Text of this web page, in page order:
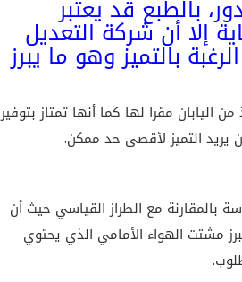
بالطبع قد يعتبر
إلا أن شركة التعديل
بالتميز وهو ما يبرز
اليابان مقرا لها كما أنها تمتاز بتوفير
يريد التميز لأقصى حد ممكن.
بالمقارنة مع الطراز القياسي حيث أن
مشتت الهواء الأمامي الذي يحتوي